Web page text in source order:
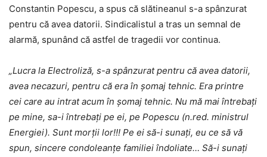
Constantin Popescu, a spus că slătineanul s-a spânzurat
pentru că avea datorii. Sindicalistul a tras un semnal de
alarmă, spunând că astfel de tragedii vor continua.
„Lucra la Electroliză, s-a spânzurat pentru că avea datorii,
avea necazuri, pentru că era în șomaj tehnic. Era printre
cei care au intrat acum în șomaj tehnic. Nu mă mai întrebați
pe mine, sa-i întrebați pe ei, pe Popescu (n.red. ministrul
Energiei). Sunt morții lor!!! Pe ei să-i sunați, eu ce să vă
spun, sincere condoleanțe familiei îndoliate… Să-i sunați